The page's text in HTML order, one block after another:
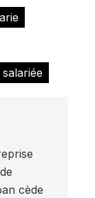
salariée
cède